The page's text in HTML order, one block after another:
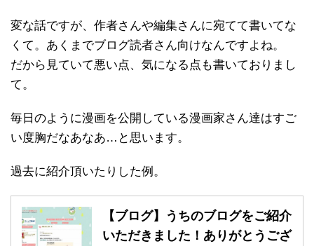
変な話ですが、作者さんや編集さんに宛てて書いてな
くて。あくまでブログ読者さん向けなんですよね。
だから見ていて悪い点、気になる点も書いておりまし
て。
毎日のように漫画を公開している漫画家さん達はすご
い度胸だなあなあ…と思います。
過去に紹介頂いたりした例。
【ブログ】うちのブログをご紹介
いただきました！ありがとうござ